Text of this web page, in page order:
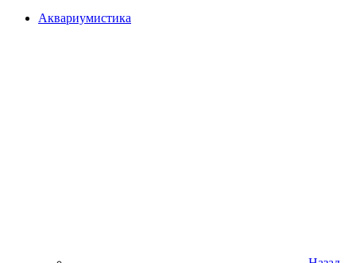
Аквариумистика